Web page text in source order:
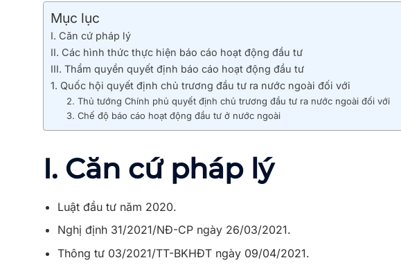
Mục lục
I. Căn cứ pháp lý
II. Các hình thức thực hiện báo cáo hoạt động đầu tư
III. Thẩm quyền quyết định báo cáo hoạt động đầu tư
1. Quốc hội quyết định chủ trương đầu tư ra nước ngoài đối với
2. Thủ tướng Chính phủ quyết định chủ trương đầu tư ra nước ngoài đối với
3. Chế độ báo cáo hoạt động đầu tư ở nước ngoài
I. Căn cứ pháp lý
Luật đầu tư năm 2020.
Nghị định 31/2021/NĐ-CP ngày 26/03/2021.
Thông tư 03/2021/TT-BKHĐT ngày 09/04/2021.